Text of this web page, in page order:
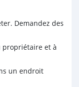
Demandez des
propriétaire et à
un endroit